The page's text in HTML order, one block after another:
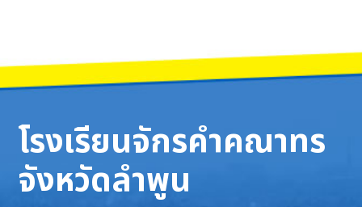
โรงเรียนจักรคำคณาทร
จังหวัดลำพูน